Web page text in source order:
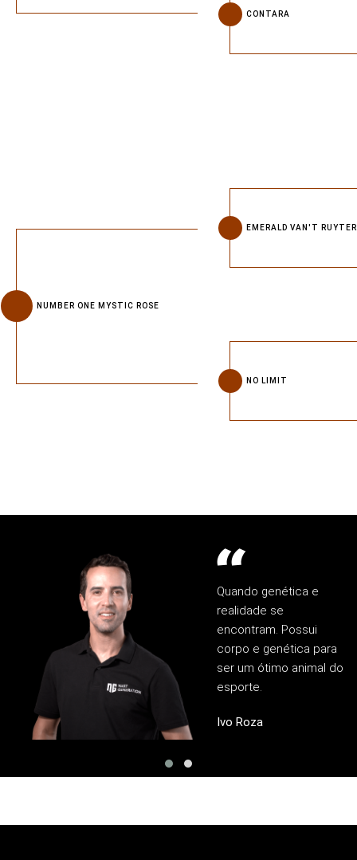
NUMBER ONE MYSTIC ROSE
CONTARA
EMERALD VAN'T
NO LIMIT
Quando genética e
realidade se
encontram. Possui
corpo e genética para
ser um ótimo animal do
esporte.
Ivo Roza